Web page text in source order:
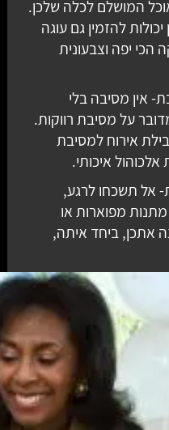
המושלם לכלה שלכן.
להזמין גם עוגה
הכי יפה וצבעונית
אין מסיבה בלי
על מסיבת רווקות.
אירוח למסיבת
איכותי.
אל תשכחו לרגע,
מפוארות או
אתכן, ביחד איתה,